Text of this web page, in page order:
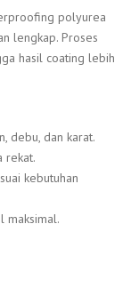
polyurea
lengkap. Proses
hasil coating lebih
debu, dan karat.
rekat.
kebutuhan
maksimal.